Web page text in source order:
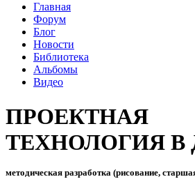
Главная
Форум
Блог
Новости
Библиотека
Альбомы
Видео
ПРОЕКТНАЯ
ТЕХНОЛОГИЯ В
методическая разработка (рисование,